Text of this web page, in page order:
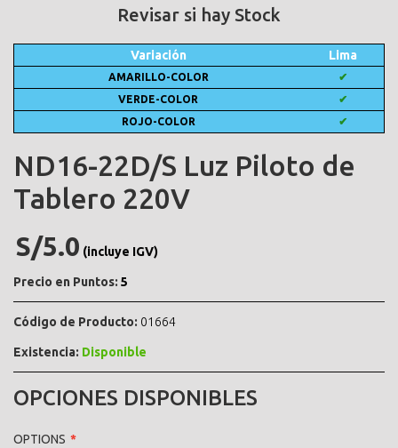
Revisar si hay Stock
Variación Lima
AMARILLO-COLOR
✔
VERDE-COLOR
✔
ROJO-COLOR
✔
ND16-22D/S Luz Piloto de
Tablero 220V
S/5.0 (incluye IGV)
Precio en Puntos: 5
Código de Producto: 01664
Existencia: Disponible
OPCIONES DISPONIBLES
OPTIONS